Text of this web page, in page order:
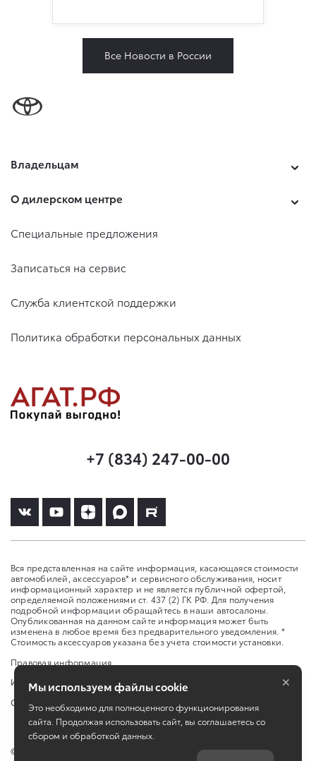
Все Новости в России
Владельцам
О дилерском центре
Специальные предложения
Записаться на сервис
Служба клиентской поддержки
Политика обработки персональных данных
+7 (834) 247-00-00
Вся представленная на сайте информация, касающаяся стоимости
автомобилей, аксессуаров* и сервисного обслуживания, носит
информационный характер и не является публичной офертой,
определяемой положениями ст. 437 (2) ГК РФ. Для получения
подробной информации обращайтесь в наши автосалоны.
Опубликованная на данном сайте информация может быть
изменена в любое время без предварительного уведомления. *
Стоимость аксессуаров указана без учета стоимости установки.
Правовая информация
Изменить настройку cookies
Сбросить cookie
©
Мы используем файлы cookie
Это необходимо для полноценного функционирования
сайта. Продолжая использовать сайт, вы соглашаетесь со
сбором и обработкой данных.
×